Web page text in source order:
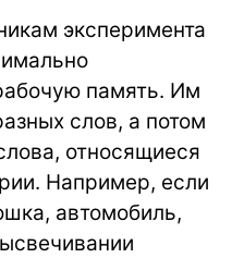
эксперимента
память. Им
слов, а потом
относящиеся
Например, если
автомобиль,